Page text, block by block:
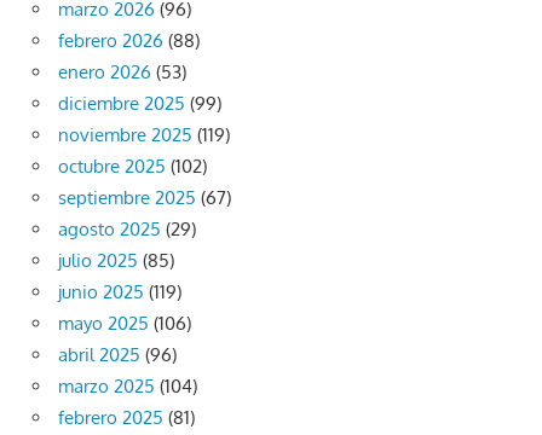
marzo 2026 (96)
febrero 2026 (88)
enero 2026 (53)
diciembre 2025 (99)
noviembre 2025 (119)
octubre 2025 (102)
septiembre 2025 (67)
agosto 2025 (29)
julio 2025 (85)
junio 2025 (119)
mayo 2025 (106)
abril 2025 (96)
marzo 2025 (104)
febrero 2025 (81)